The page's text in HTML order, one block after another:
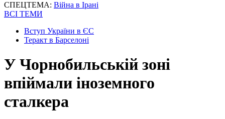
СПЕЦТЕМА: Війна в Ірані
ВСІ ТЕМИ
Вступ України в ЄС
Теракт в Барселоні
У Чорнобильській зоні
впіймали іноземного
сталкера